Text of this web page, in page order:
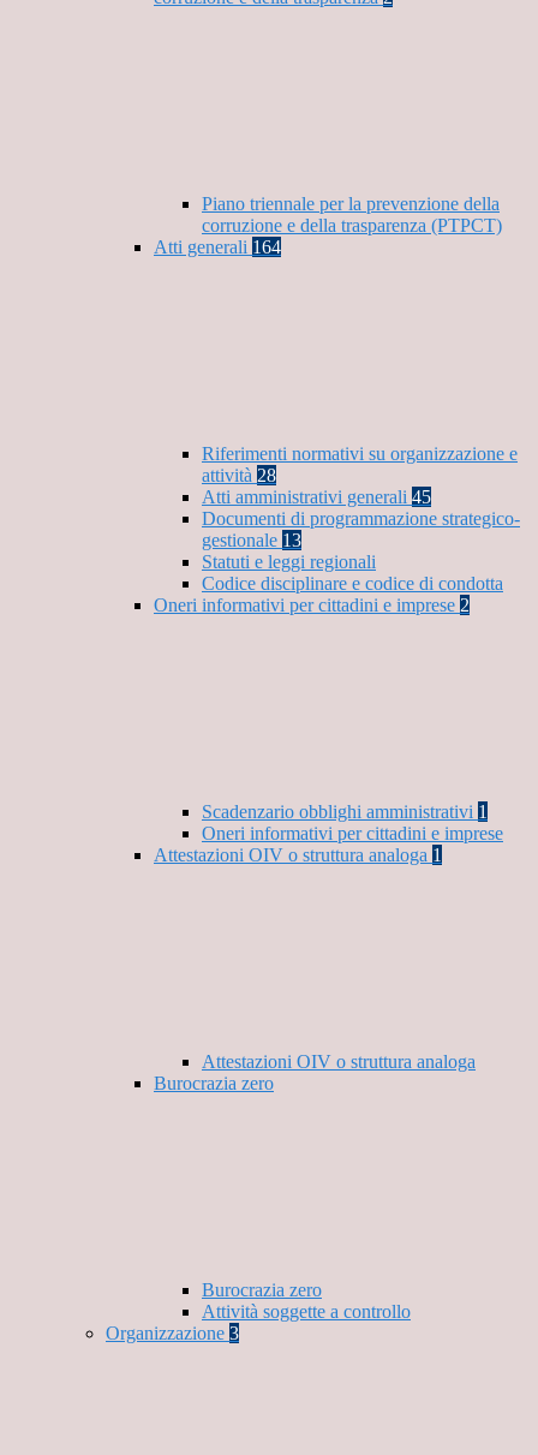
Piano triennale per la prevenzione della
corruzione e della trasparenza (PTPCT)
Atti generali 164
Riferimenti normativi su organizzazione e
attività 28
Atti amministrativi generali 45
Documenti di programmazione strategico-
gestionale 13
Statuti e leggi regionali
Codice disciplinare e codice di condotta
Oneri informativi per cittadini e imprese 2
Scadenzario obblighi amministrativi 1
Oneri informativi per cittadini e imprese
Attestazioni OIV o struttura analoga 1
Attestazioni OIV o struttura analoga
Burocrazia zero
Burocrazia zero
Attività soggette a controllo
Organizzazione 3